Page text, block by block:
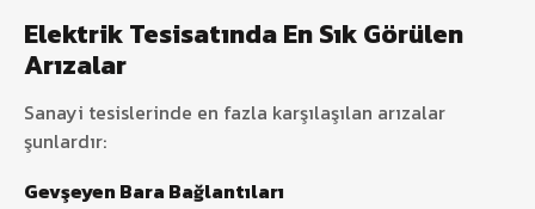
Elektrik Tesisatında En Sık Görülen
Arızalar
Sanayi tesislerinde en fazla karşılaşılan arızalar
şunlardır:
Gevşeyen Bara Bağlantıları